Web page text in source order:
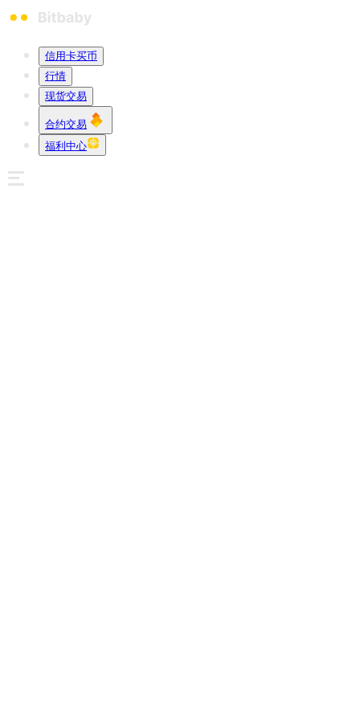
信用卡买币
行情
现货交易
合约交易
福利中心